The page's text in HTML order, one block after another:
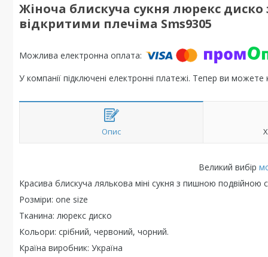
Жіноча блискуча сукня люрекс
відкритими плечіма Sms9305
У компанії підключені електронні платежі. Тепер ви
Опис
Великий вибір
Красива блискуча лялькова міні сукня з пишною подвійною
Розміри: one size
Тканина: люрекс диско
Кольори: срібний, червоний, чорний.
Країна виробник: Україна